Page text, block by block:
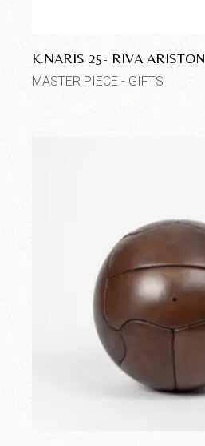
K.NARIS 25- RIVA ARISTON
MASTER PIECE - GIFTS